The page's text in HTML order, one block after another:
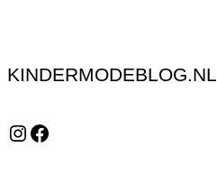
KINDERMODEBLOG.NL
Instagram Facebook